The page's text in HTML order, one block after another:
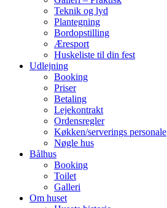
Teknik og lyd
Plantegning
Bordopstilling
Æresport
Huskeliste til din fest
Udlejning
Booking
Priser
Betaling
Lejekontrakt
Ordensregler
Køkken/serverings personale
Nøgle hus
Bålhus
Booking
Toilet
Galleri
Om huset